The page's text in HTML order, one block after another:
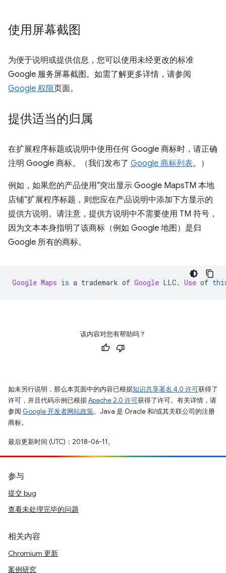
使用屏幕截图
为便于说明或提供信息，您可以使用未经更改的标准
Google 服务屏幕截图。如需了解更多详情，请参阅
Google 权限页面。
提供适当的归属
在扩展程序标题或说明中使用任何 Google 商标时，请正确
注明 Google 商标。（我们发布了 Google 商标列表。）
例如，如果您的产品使用“突出显示 Google MapsTM 本地
店铺”扩展程序标题，则您应在产品说明中添加下方显示的
提供方说明。请注意，提供方说明中不需要使用 TM 符号，
因为文本本身指明了该商标（例如 Google 地图）是归
Google 所有的商标。
Google Maps is a trademark of Google LLC. Use of
该内容对您有帮助吗？
如未另行说明，那么本页面中的内容已根据知识共享署名 4.0 许可获得了
许可，并且代码示例已根据Apache 2.0 许可获得了许可。有关详情，请
参阅 Google 开发者网站政策。Java 是 Oracle 和/或其关联公司的注册
商标。
最后更新时间 (UTC)：2018-06-11。
参与
提交 bug
查看未处理完毕的问题
相关内容
Chromium 更新
案例研究